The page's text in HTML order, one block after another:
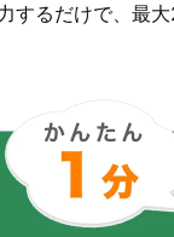
するだけで、最